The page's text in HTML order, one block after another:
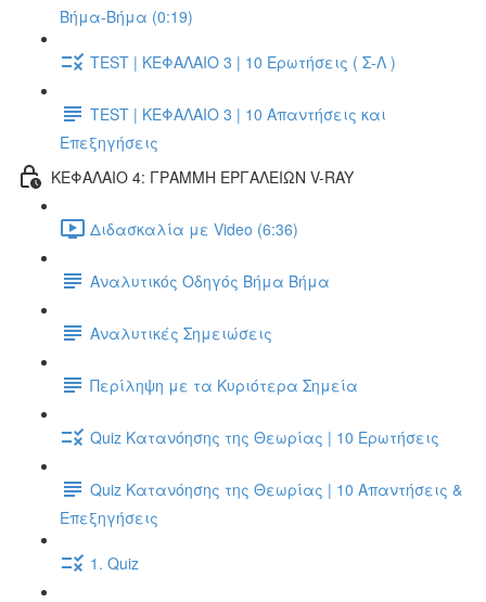
Βήμα-Βήμα (0:19)
TEST | ΚΕΦΑΛΑΙΟ 3 | 10 Ερωτήσεις ( Σ-Λ )
TEST | ΚΕΦΑΛΑΙΟ 3 | 10 Απαντήσεις και
Επεξηγήσεις
ΚΕΦΑΛΑΙΟ 4: ΓΡΑΜΜΗ ΕΡΓΑΛΕΙΩΝ V-RAY
Διδασκαλία με Video (6:36)
Αναλυτικός Οδηγός Βήμα Βήμα
Αναλυτικές Σημειώσεις
Περίληψη με τα Κυριότερα Σημεία
Quiz Κατανόησης της Θεωρίας | 10 Ερωτήσεις
Quiz Κατανόησης της Θεωρίας | 10 Απαντήσεις &
Επεξηγήσεις
1. Quiz